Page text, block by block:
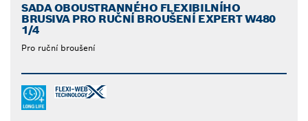
SADA OBOUSTRANNÉHO FLEXIBILNÍHO
BRUSIVA PRO RUČNÍ BROUŠENÍ EXPERT W480
1/4
Pro ruční broušení